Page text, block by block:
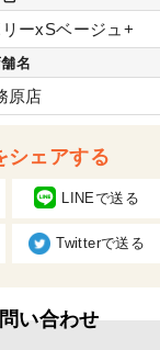
ーxSベージュ+
舗名
原店
シェアする
LINEで送る
Twitterで送る
い合わせ